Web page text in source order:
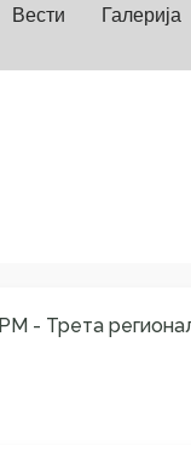
Вести Галерија
- Трета